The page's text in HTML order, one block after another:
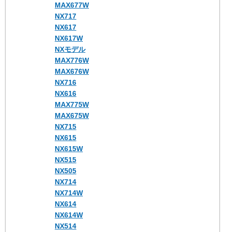
MAX677W
NX717
NX617
NX617W
NXモデル
MAX776W
MAX676W
NX716
NX616
MAX775W
MAX675W
NX715
NX615
NX615W
NX515
NX505
NX714
NX714W
NX614
NX614W
NX514